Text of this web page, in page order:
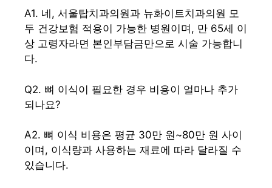
A1. 네, 서울탑치과의원과 뉴화이트치과의원 모
두 건강보험 적용이 가능한 병원이며, 만 65세 이
상 고령자라면 본인부담금만으로 시술 가능합니
다.
Q2. 뼈 이식이 필요한 경우 비용이 얼마나 추가
되나요?
A2. 뼈 이식 비용은 평균 30만 원~80만 원 사이
이며, 이식량과 사용하는 재료에 따라 달라질 수
있습니다.